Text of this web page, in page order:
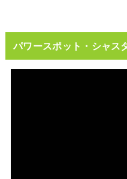
パワースポット・シャス